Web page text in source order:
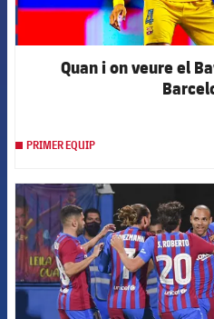
Quan i on veure el
PRIMER EQUIP